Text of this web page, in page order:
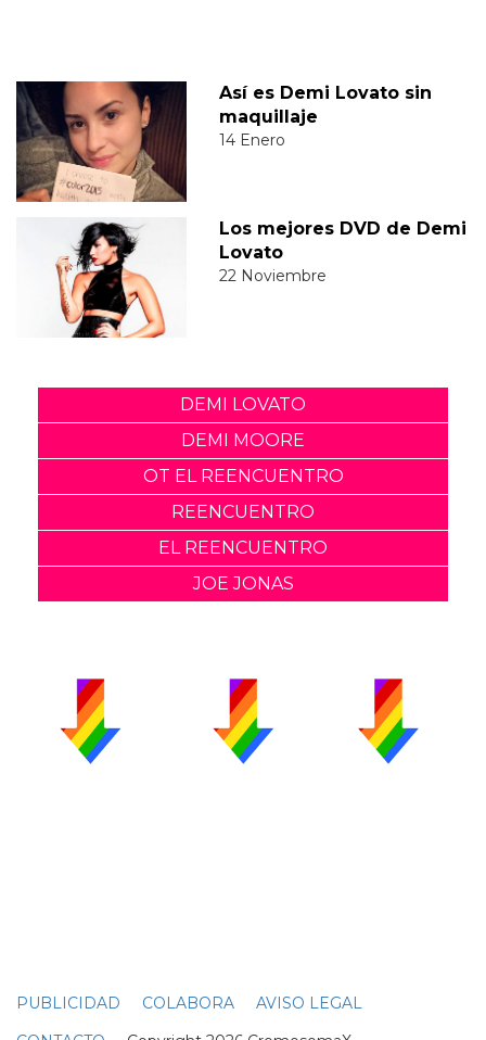
Así es Demi Lovato sin
maquillaje
14 Enero
Los mejores DVD de Demi
Lovato
22 Noviembre
DEMI LOVATO
DEMI MOORE
OT EL REENCUENTRO
REENCUENTRO
EL REENCUENTRO
JOE JONAS
PUBLICIDAD COLABORA
AVISO LEGAL